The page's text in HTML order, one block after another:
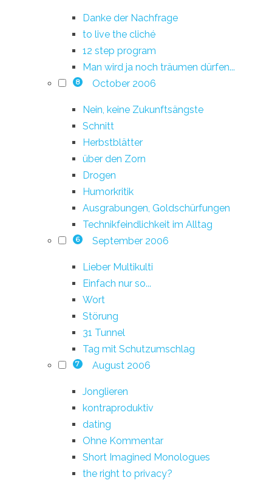
Danke der Nachfrage
to live the cliché
12 step program
Man wird ja noch träumen dürfen...
8 October 2006
Nein, keine Zukunftsängste
Schnitt
Herbstblätter
über den Zorn
Drogen
Humorkritik
Ausgrabungen, Goldschürfungen
Technikfeindlichkeit im Alltag
6 September 2006
Lieber Multikulti
Einfach nur so...
Wort
Störung
31 Tunnel
Tag mit Schutzumschlag
7 August 2006
Jonglieren
kontraproduktiv
dating
Ohne Kommentar
Short Imagined Monologues
the right to privacy?